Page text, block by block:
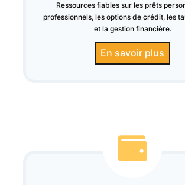
Ressources fiables sur les prêts
professionnels, les options de crédit, les
et la gestion financière.
En savoir plus